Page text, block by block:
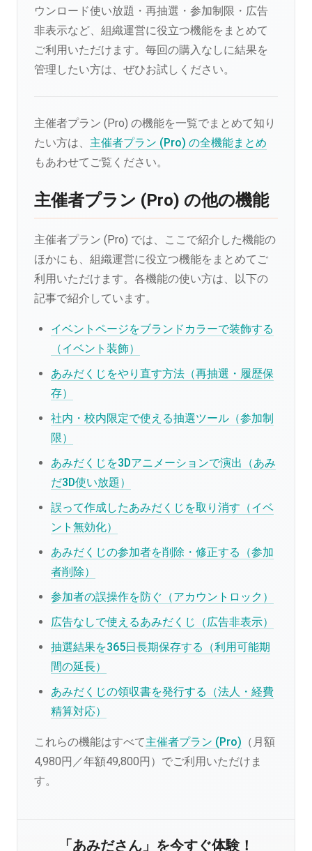
ウンロード使い放題・再抽選・参加制限・広告
非表示など、組織運営に役立つ機能をまとめて
ご利用いただけます。毎回の購入なしに結果を
管理したい方は、ぜひお試しください。
主催者プラン (Pro) の機能を一覧でまとめて知り
たい方は、 主催者プラン (Pro) の全機能まとめ
もあわせてご覧ください。
主催者プラン (Pro) の他の機能
主催者プラン (Pro) では、ここで紹介した機能の
ほかにも、組織運営に役立つ機能をまとめてご
利用いただけます。各機能の使い方は、以下の
記事で紹介しています。
イベントページをブランドカラーで装飾する
（イベント装飾）
あみだくじをやり直す方法（再抽選・履歴保
存）
社内・校内限定で使える抽選ツール（参加制
限）
あみだくじを3Dアニメーションで演出（あみ
だ3D使い放題）
誤って作成したあみだくじを取り消す（イベ
ント無効化）
あみだくじの参加者を削除・修正する（参加
者削除）
参加者の誤操作を防ぐ（アカウントロック）
広告なしで使えるあみだくじ（広告非表示）
抽選結果を365日長期保存する（利用可能期
間の延長）
あみだくじの領収書を発行する（法人・経費
精算対応）
これらの機能はすべて主催者プラン (Pro) （月額
4,980円／年額49,800円）でご利用いただけま
す。
「あみださん」を今すぐ体験！